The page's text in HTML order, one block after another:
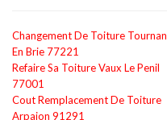
Changement De Toiture Tournan
En Brie 77221
Refaire Sa Toiture Vaux Le Penil
77001
Cout Remplacement De Toiture
Arpajon 91291